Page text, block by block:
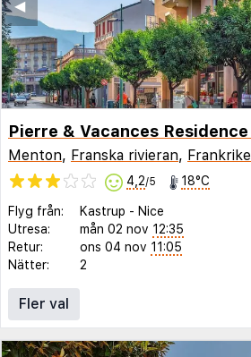
◀︎
Menton, Franska rivieran, Frankrike
4,2/5 18°C
Flyg från: Kastrup - Nice
Utresa:
mån 02 nov 12:35
Retur:
ons 04 nov 11:05
Nätter:
2
Fler val